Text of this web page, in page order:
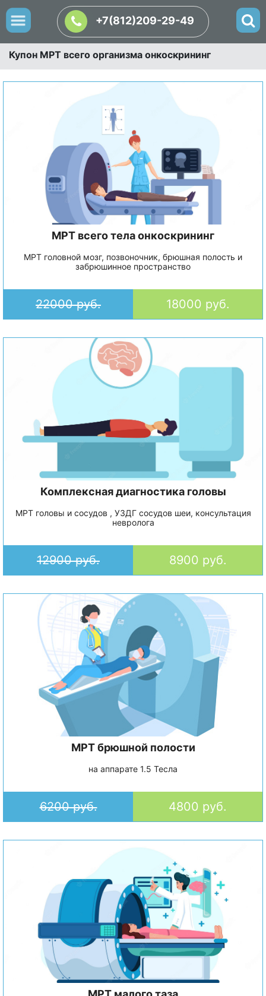
+7(812)209-29-49
Купон МРТ всего организма онкоскрининг
МРТ всего тела онкоскрининг
МРТ головной мозг, позвоночник, брюшная полость и
забрюшинное пространство
22000 руб. 18000 руб.
Комплексная диагностика головы
МРТ головы и сосудов , УЗДГ сосудов шеи, консультация
невролога
12900 руб. 8900 руб.
МРТ брюшной полости
на аппарате 1.5 Тесла
6200 руб. 4800 руб.